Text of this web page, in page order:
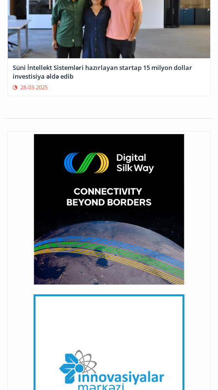
Süni İntellekt Sistemləri hazırlayan startap 15 milyon dollar
investisiya əldə edib
28-03-2025